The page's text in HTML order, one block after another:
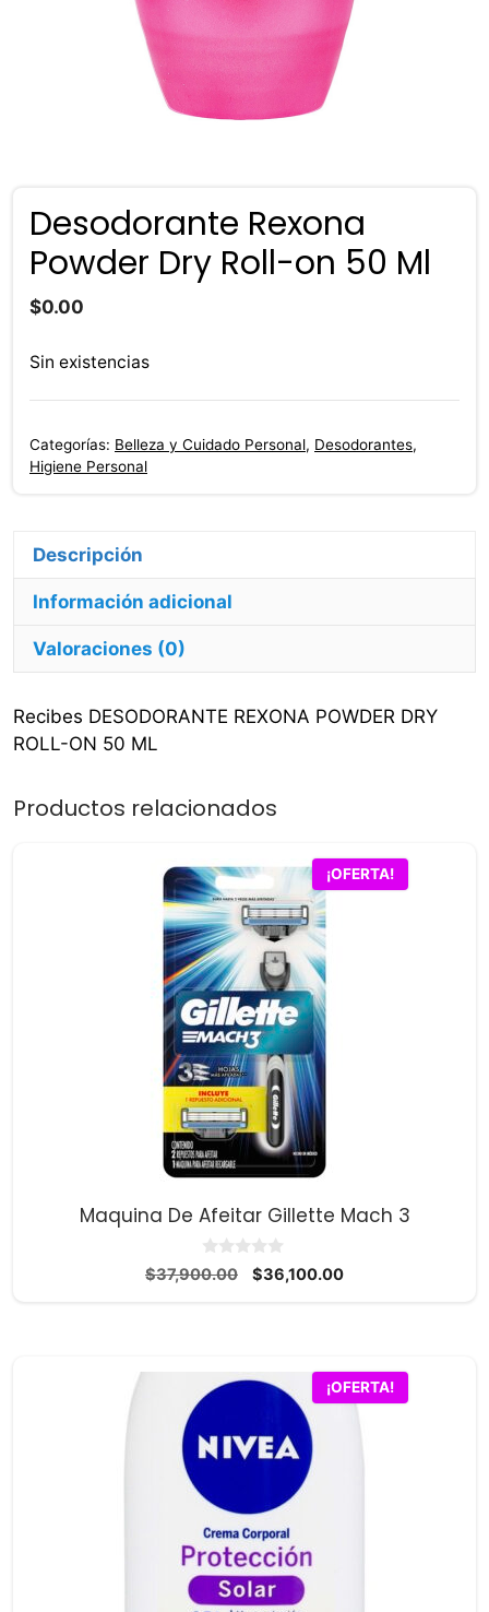
Desodorante Rexona
Powder Dry Roll-on 50 Ml
$0.00
Sin existencias
Categorías: Belleza y Cuidado Personal, Desodorantes,
Higiene Personal
Información adicional
Valoraciones (0)
Recibes DESODORANTE REXONA POWDER DRY
ROLL-ON 50 ML
Productos relacionados
¡OFERTA!
Maquina De Afeitar Gillette Mach 3
0
d
$37,900.00
El
$36,100.00El
¡OFERTA!